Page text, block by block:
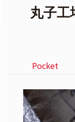
丸子工
Pocket